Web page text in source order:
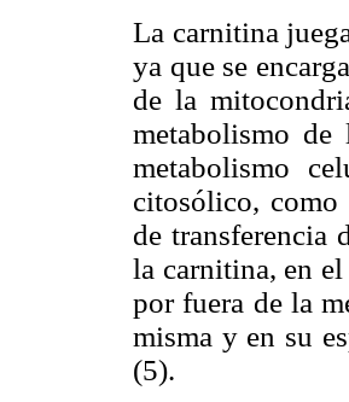
La carnitina
ya que se
de la
metabolismo
metabolismo
citosólico,
de transferencia
la carnitina, en
por fuera de la
misma y en su
(5).